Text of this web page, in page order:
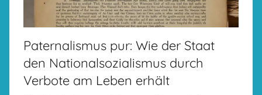
Paternalismus pur: Wie der Staat
den Nationalsozialismus durch
Verbote am Leben erhält